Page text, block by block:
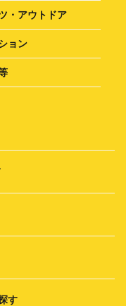
・アウトドア
ョン
す